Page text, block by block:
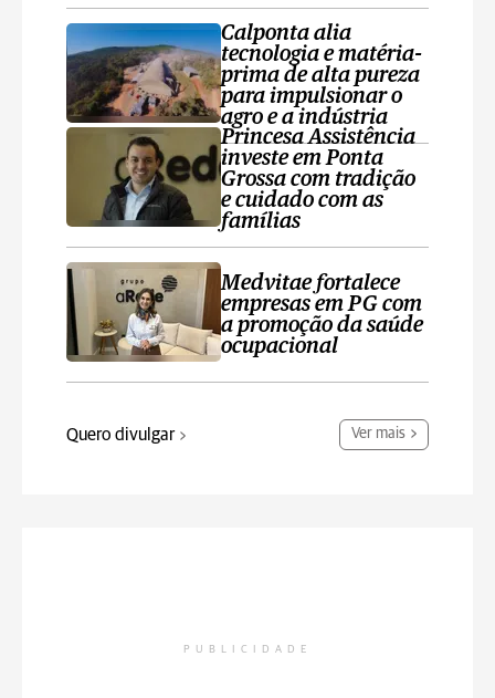
Calponta alia
tecnologia e matéria-
prima de alta pureza
para impulsionar o
agro e a indústria
Princesa Assistência
investe em Ponta
Grossa com tradição
e cuidado com as
famílias
Medvitae fortalece
empresas em PG com
a promoção da saúde
ocupacional
Quero divulgar Ver mais
PUBLICIDADE